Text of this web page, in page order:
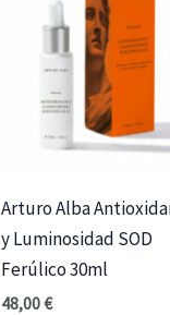
Arturo Alba
y Luminosidad SOD
Ferúlico 30ml
48,00€